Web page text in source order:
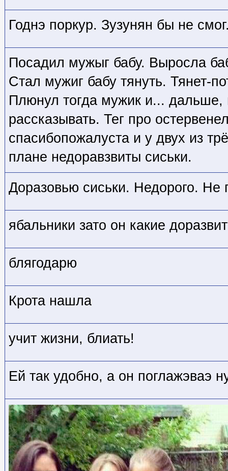
Годнэ поркур. Зузунян бы не
Посадил мужыг бабу. Выросла
Стал мужиг бабу тянуть. Тянет-
Плюнул тогда мужик и... дальше,
рассказывать. Тег про
спасибопожалуста и у двух из
плане недоравзвиты сиськи.
Доразовью сиськи. Недорого. Не
ябальники зато он какие
блягодарю
Крота нашла
учит жизни, блиать!
Ей так удобно, а он поглажэваэ